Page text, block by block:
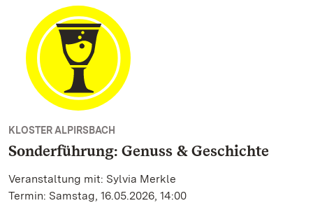
KLOSTER ALPIRSBACH
Sonderführung: Genuss & Geschichte
Veranstaltung mit: Sylvia Merkle
Termin: Samstag, 16.05.2026, 14:00